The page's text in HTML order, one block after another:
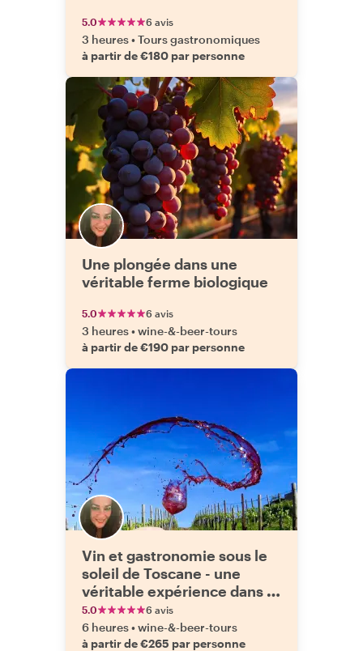
5.0 6 avis
3 heures•Tours gastronomiques
à partir de €180 par personne
Une plongée dans une
véritable ferme biologique
5.0 6 avis
3 heures•wine-&-beer-tours
à partir de €190 par personne
Vin et gastronomie sous le
soleil de Toscane - une
véritable expérience dans la
région du Chianti
5.0 6 avis
6 heures•wine-&-beer-tours
à partir de €265 par personne